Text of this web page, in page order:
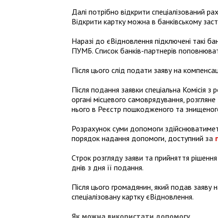
Далі потрібно відкрити спеціалізований
Відкрити картку можна в банківському
Наразі до єВідновлення підключені такі
ПУМБ. Список банків-партнерів
Після цього слід подати заяву на
Після подання заявки спеціальна Комісія
органі місцевого самоврядування,
нього в Реєстр пошкодженого та
Розрахунок суми допомоги
порядок надання допомоги, доступний за
Строк розгляду заяви та прийняття
днів з дня її подання.
Після цього громадянин, який подав
спеціалізовану картку єВідновлення.
Як можна використати допомогу